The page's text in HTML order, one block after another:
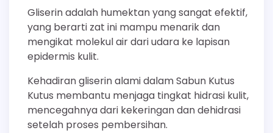
Gliserin adalah humektan yang sangat efektif,
yang berarti zat ini mampu menarik dan
mengikat molekul air dari udara ke lapisan
epidermis kulit.
Kehadiran gliserin alami dalam Sabun Kutus
Kutus membantu menjaga tingkat hidrasi kulit,
mencegahnya dari kekeringan dan dehidrasi
setelah proses pembersihan.